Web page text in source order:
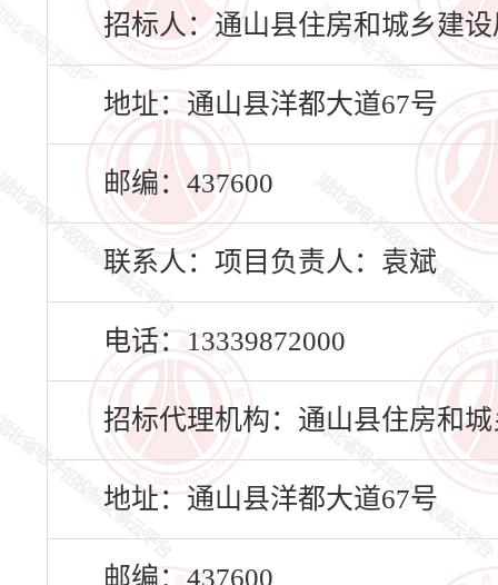
招标人：通山县住房和城乡建设
地址：通山县洋都大道67号
邮编：437600
联系人：项目负责人：袁斌
电话：13339872000
招标代理机构：通山县住房和
地址：通山县洋都大道67号
邮编：437600